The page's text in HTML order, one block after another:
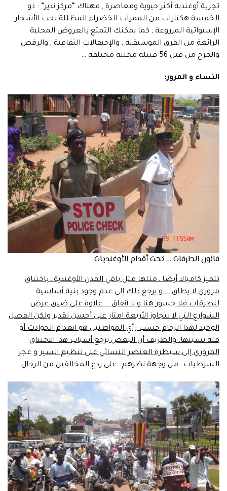
تجربة أوغندية أكثر حيوية ومعاصرة , فهناك “مركز ندير” : ذو
الخمسة هكتارات من الممرات الخضراء المظللة تحت الأشجار
الإستوائية المزروعة , كما يمكنك التمتع بالعروض المحلية
الرائعة من الفرق الموسيقية , والإحتفالات الثقافية , والرقص
والمرح من قبل 56 قبيلة محلية مختلفة …
النساء و المرور:
قانون الطرقات … تحت أقدام الأوغنديات
تتميز كامبالا أيضا ـ مثلها مثل باقي المدن الأوغندية ـ باختناق
مروري لا يطاق … و يرجع ذلك إلى عدم وجود بنية أساسية
للطرقات فلاجسورهنا و لا أنفاق … علاوة على ضيق عرض
الشوارع التي لا تتجاوز الأربعة امتار على أحسن تقدير ولكن الفضل
الوحيد لهذا الزحام حسب رأي المواطنين هو انعدام الحوادث أو
قلة نسبتها. والطريف أن البعض يرجع أسباب هذا الاختناق
المروري إلى سيطرة العنصر النسائي على تنظيم السيرو عجز
الشرطيات ـمن وجهة نظرهمـ على ردع المخالفين من الرجال.